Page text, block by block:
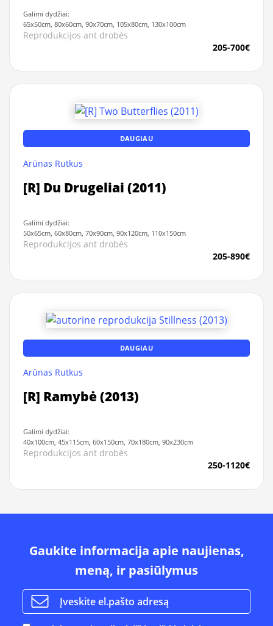
Galimi dydžiai:
65x50cm, 80x60cm, 90x70cm, 105x80cm, 130x100cm
Reprodukcijos ant drobės
205-700€
DAUGIAU
Arūnas Rutkus
[R] Du Drugeliai (2011)
Galimi dydžiai:
50x65cm, 60x80cm, 70x90cm, 90x120cm, 110x150cm
Reprodukcijos ant drobės
205-890€
DAUGIAU
Arūnas Rutkus
[R] Ramybė (2013)
Galimi dydžiai:
40x100cm, 45x115cm, 60x150cm, 70x180cm, 90x230cm
Reprodukcijos ant drobės
250-1120€
Gaukite informacija apie naujienas,
meną, ir pasiūlymus